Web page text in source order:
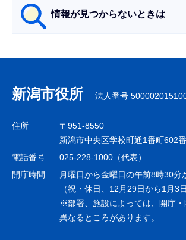
情報が見つからないときは
ナ
ビ
ゲ
シ
ョ
新潟市役所 法人番号
住所
〒951-8550
新潟市中央区学校町通1番町602
電話番号
025-228-1000（代表）
開庁時間
月曜日から金曜日の午前8時30分
（祝・休日、12月29日から1月3
※部署、施設によっては、開庁
異なるところがあります。